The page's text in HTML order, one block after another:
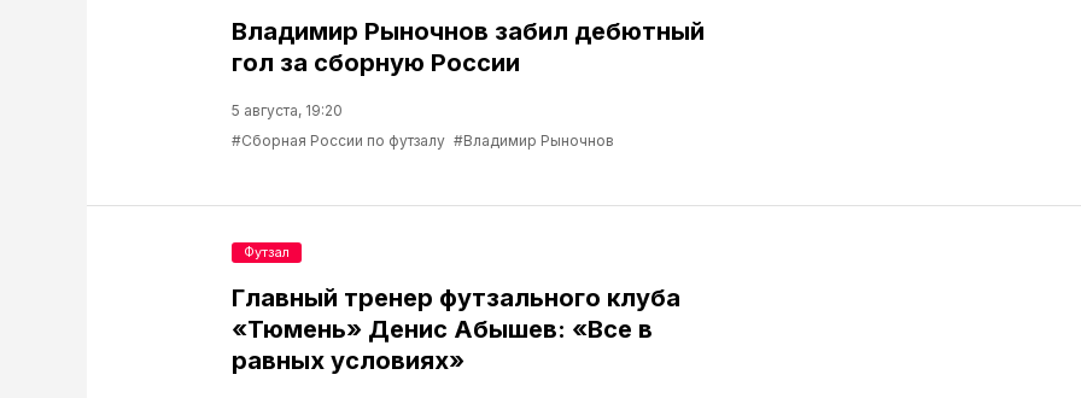
Владимир Рыночнов забил дебютный
гол за сборную России
5 августа, 19:20
#Сборная России по футзалу #Владимир Рыночнов
Главный тренер футзального клуба
«Тюмень» Денис Абышев: «Все в
равных условиях»
Футзал